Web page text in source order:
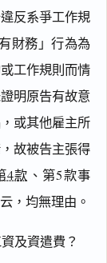
反系爭工作規
財務」行為為
工作規則而情
明原告有故意
或其他雇主所
故被告主張得
4款 、第5款事
，均無理由。
及資遣費？